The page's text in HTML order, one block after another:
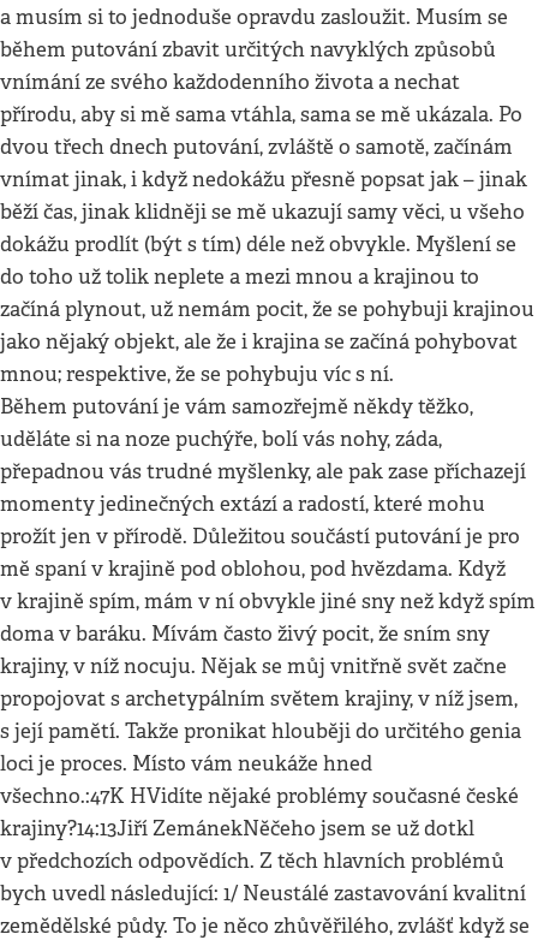
a musím si to jednoduše opravdu zasloužit. Musím se
během putování zbavit určitých navyklých způsobů
vnímání ze svého každodenního života a nechat
přírodu, aby si mě sama vtáhla, sama se mě ukázala. Po
dvou třech dnech putování, zvláště o samotě, začínám
vnímat jinak, i když nedokážu přesně popsat jak – jinak
běží čas, jinak klidněji se mě ukazují samy věci, u všeho
dokážu prodlít (být s tím) déle než obvykle. Myšlení se
do toho už tolik neplete a mezi mnou a krajinou to
začíná plynout, už nemám pocit, že se pohybuji krajinou
jako nějaký objekt, ale že i krajina se začíná pohybovat
mnou; respektive, že se pohybuju víc s ní.
Během putování je vám samozřejmě někdy těžko,
uděláte si na noze puchýře, bolí vás nohy, záda,
přepadnou vás trudné myšlenky, ale pak zase příchazejí
momenty jedinečných extází a radostí, které mohu
prožít jen v přírodě. Důležitou součástí putování je pro
mě spaní v krajině pod oblohou, pod hvězdama. Když
v krajině spím, mám v ní obvykle jiné sny než když spím
doma v baráku. Mívám často živý pocit, že sním sny
krajiny, v níž nocuju. Nějak se můj vnitřně svět začne
propojovat s archetypálním světem krajiny, v níž jsem,
s její pamětí. Takže pronikat hlouběji do určitého genia
loci je proces. Místo vám neukáže hned
všechno.:47K HVidíte nějaké problémy současné české
krajiny?14:13Jiří ZemánekNěčeho jsem se už dotkl
v předchozích odpovědích. Z těch hlavních problémů
bych uvedl následující: 1/ Neustálé zastavování kvalitní
zemědělské půdy. To je něco zhůvěřilého, zvlášť když se